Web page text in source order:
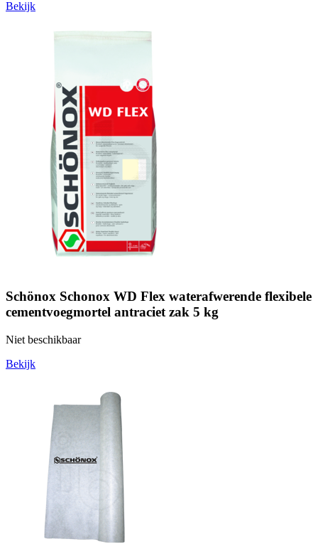
Bekijk
Schönox Schonox WD Flex waterafwerende flexibele
cementvoegmortel antraciet zak 5 kg
Niet beschikbaar
Bekijk